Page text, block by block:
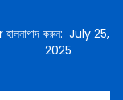
হালনাগাদ করুন:July 25,
2025